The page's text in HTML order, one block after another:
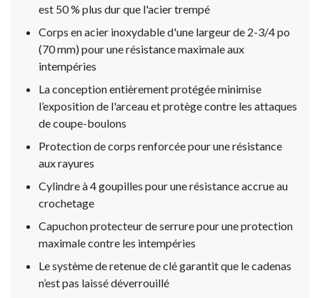
est 50 % plus dur que l'acier trempé
Corps en acier inoxydable d'une largeur de 2-3/4 po
(70 mm) pour une résistance maximale aux
intempéries
La conception entièrement protégée minimise
l’exposition de l'arceau et protège contre les attaques
de coupe-boulons
Protection de corps renforcée pour une résistance
aux rayures
Cylindre à 4 goupilles pour une résistance accrue au
crochetage
Capuchon protecteur de serrure pour une protection
maximale contre les intempéries
Le système de retenue de clé garantit que le cadenas
n’est pas laissé déverrouillé